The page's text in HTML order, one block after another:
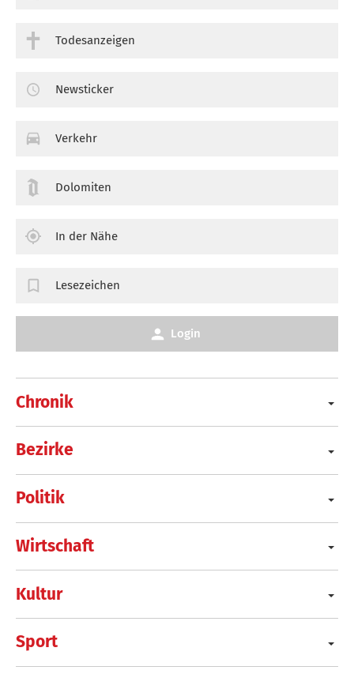
Chronik
Bezirke
Politik
Wirtschaft
Kultur
Sport
Todesanzeigen
Newsticker
Verkehr
Dolomiten
In der Nähe
Lesezeichen
Login